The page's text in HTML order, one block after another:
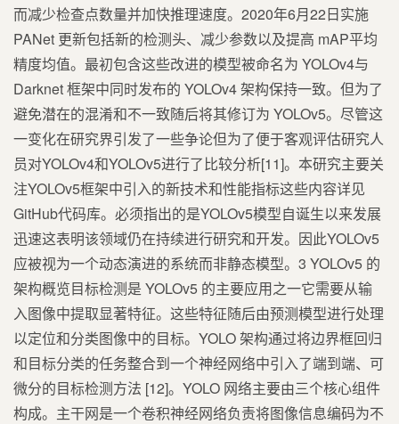
而减少检查点数量并加快推理速度。2020年6月22日实施
PANet 更新包括新的检测头、减少参数以及提高 mAP平均
精度均值。最初包含这些改进的模型被命名为 YOLOv4与
Darknet 框架中同时发布的 YOLOv4 架构保持一致。但为了
避免潜在的混淆和不一致随后将其修订为 YOLOv5。尽管这
一变化在研究界引发了一些争论但为了便于客观评估研究人
员对YOLOv4和YOLOv5进行了比较分析[11]。本研究主要关
注YOLOv5框架中引入的新技术和性能指标这些内容详见
GitHub代码库。必须指出的是YOLOv5模型自诞生以来发展
迅速这表明该领域仍在持续进行研究和开发。因此YOLOv5
应被视为一个动态演进的系统而非静态模型。3 YOLOv5 的
架构概览目标检测是 YOLOv5 的主要应用之一它需要从输
入图像中提取显著特征。这些特征随后由预测模型进行处理
以定位和分类图像中的目标。YOLO 架构通过将边界框回归
和目标分类的任务整合到一个神经网络中引入了端到端、可
微分的目标检测方法 [12]。YOLO 网络主要由三个核心组件
构成。主干网是一个卷积神经网络负责将图像信息编码为不